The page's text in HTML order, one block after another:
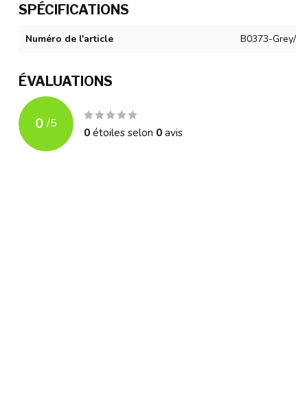
SPÉCIFICATIONS
Numéro de l'article B0373-
ÉVALUATIONS
0 /5
0étoiles selon 0avis